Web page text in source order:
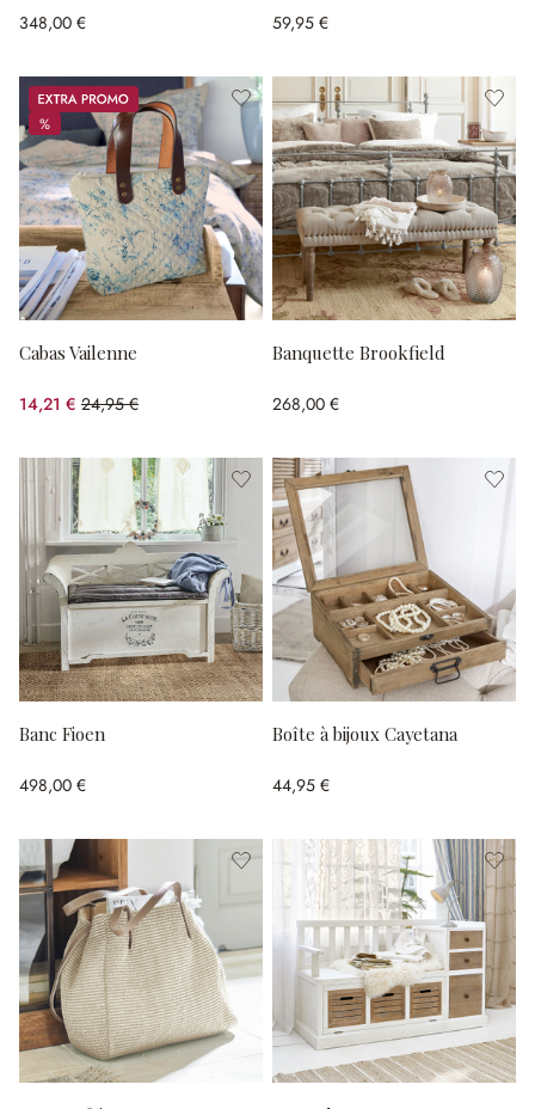
348,00 € 59,95 €
Promos
%
%
Cabas Vailenne
14,21 € 24,95 €
(43.05%spared)
Banquette Brookfield
268,00 €
Banc Fioen
498,00 €
Boîte à bijoux Cayetana
44,95 €